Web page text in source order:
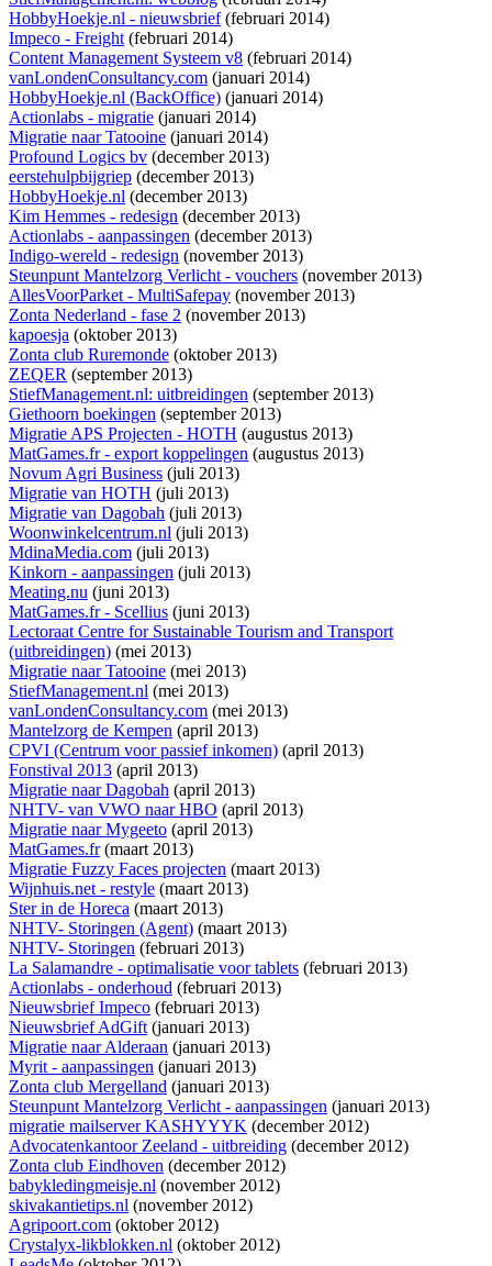
HobbyHoekje.nl - nieuwsbrief(februari 2014)
Impeco - Freight(februari 2014)
Content Management Systeem v8 (februari 2014)
vanLondenConsultancy.com (januari 2014)
HobbyHoekje.nl (BackOffice) (januari 2014)
Actionlabs - migratie (januari 2014)
Migratie naar Tatooine (januari 2014)
Profound Logics bv (december 2013)
eerstehulpbijgriep (december 2013)
HobbyHoekje.nl (december 2013)
Kim Hemmes - redesign (december 2013)
Actionlabs - aanpassingen (december 2013)
Indigo-wereld - redesign (november 2013)
Steunpunt Mantelzorg Verlicht - vouchers (november 2013)
AllesVoorParket - MultiSafepay (november 2013)
Zonta Nederland - fase 2 (november 2013)
kapoesja (oktober 2013)
Zonta club Ruremonde (oktober 2013)
ZEQER (september 2013)
StiefManagement.nl: uitbreidingen (september 2013)
Giethoorn boekingen (september 2013)
Migratie APS Projecten - HOTH (augustus 2013)
MatGames.fr - export koppelingen (augustus 2013)
Novum Agri Business (juli 2013)
Migratie van HOTH (juli 2013)
Migratie van Dagobah (juli 2013)
Woonwinkelcentrum.nl (juli 2013)
MdinaMedia.com (juli 2013)
Kinkorn - aanpassingen (juli 2013)
Meating.nu (juni 2013)
MatGames.fr - Scellius (juni 2013)
Lectoraat Centre for Sustainable Tourism and Transport
(uitbreidingen) (mei 2013)
Migratie naar Tatooine (mei 2013)
StiefManagement.nl (mei 2013)
vanLondenConsultancy.com (mei 2013)
Mantelzorg de Kempen (april 2013)
CPVI (Centrum voor passief inkomen) (april 2013)
Fonstival 2013 (april 2013)
Migratie naar Dagobah (april 2013)
NHTV- van VWO naar HBO (april 2013)
Migratie naar Mygeeto (april 2013)
MatGames.fr(maart 2013)
Migratie Fuzzy Faces projecten (maart 2013)
Wijnhuis.net - restyle (maart 2013)
Ster in de Horeca (maart 2013)
NHTV- Storingen (Agent) (maart 2013)
NHTV- Storingen (februari 2013)
La Salamandre - optimalisatie voor tablets (februari 2013)
Actionlabs - onderhoud (februari 2013)
Nieuwsbrief Impeco (februari 2013)
Nieuwsbrief AdGift(januari 2013)
Migratie naar Alderaan (januari 2013)
Myrit - aanpassingen (januari 2013)
Zonta club Mergelland (januari 2013)
Steunpunt Mantelzorg Verlicht - aanpassingen (januari 2013)
migratie mailserver KASHYYYK (december 2012)
Advocatenkantoor Zeeland - uitbreiding (december 2012)
Zonta club Eindhoven (december 2012)
babykledingmeisje.nl (november 2012)
skivakantietips.nl (november 2012)
Agripoort.com (oktober 2012)
Crystalyx-likblokken.nl (oktober 2012)